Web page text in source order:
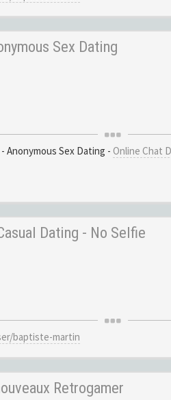
Sex Dating
Anonymous Sex Dating - Online Chat
Dating - No Selfie
baptiste-martin
Retrogamer